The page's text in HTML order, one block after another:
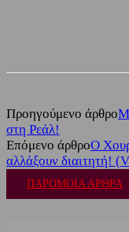
Προηγούμενο άρθρο
στη Ρεάλ!
Επόμενο άρθροΟ
αλλάξουν διαιτητή!
ΠΑΡΟΜΟΙΑ ΑΡΘΡΑ